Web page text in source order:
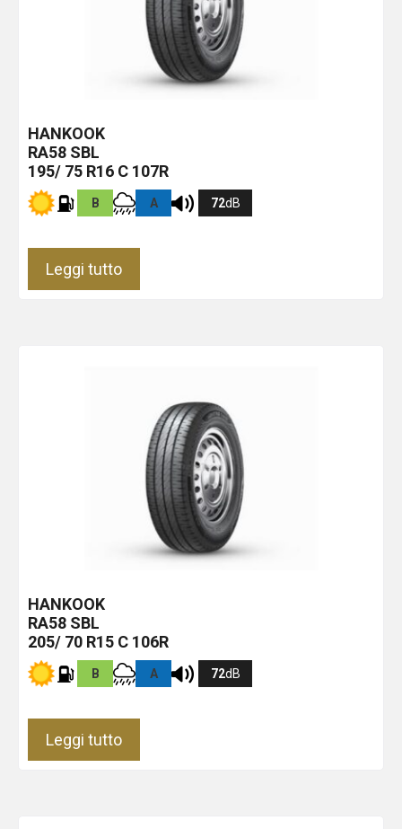
HANKOOK
RA58 SBL
195/ 75 R16 C 107R
B A 72dB
Leggi tutto
HANKOOK
RA58 SBL
205/ 70 R15 C 106R
B A 72dB
Leggi tutto